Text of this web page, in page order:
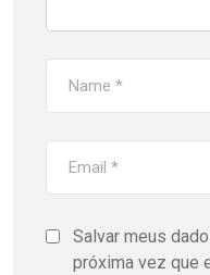
Salvar meus
próxima vez que